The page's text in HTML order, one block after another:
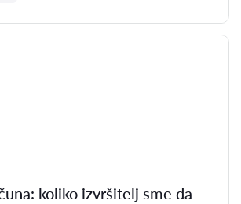
koliko izvršitelj sme da